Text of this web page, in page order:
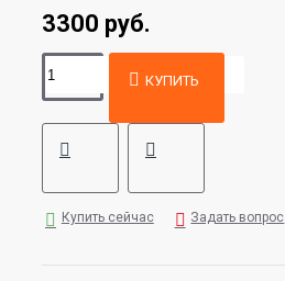
3300 руб.
КУПИТЬ
Купить сейчас Задать вопрос